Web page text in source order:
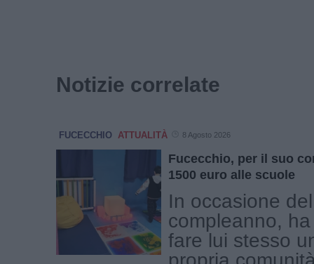
Notizie correlate
FUCECCHIO ATTUALITÀ 8 Agosto 2026
Fucecchio, per il suo
1500 euro alle scuole
In occasione
compleanno,
fare lui stesso